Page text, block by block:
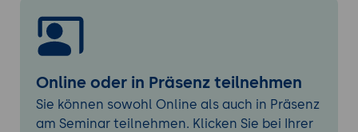
ESXi und vCenter Fehler- und Installations-
Logs
Automatisierung der vSphere Infrastruktur
mit der Kommandozeile und der PowerCLI
Online oder in Präsenz teilnehmen
Sie können sowohl Online als auch in Präsenz
am Seminar teilnehmen. Klicken Sie bei Ihrer